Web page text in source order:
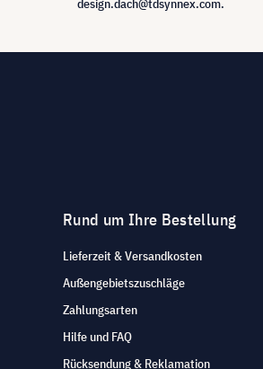
design.dach@tdsynnex.com.
Rund um Ihre Bestellung
Lieferzeit & Versandkosten
Außengebietszuschläge
Zahlungsarten
Hilfe und FAQ
Rücksendung & Reklamation